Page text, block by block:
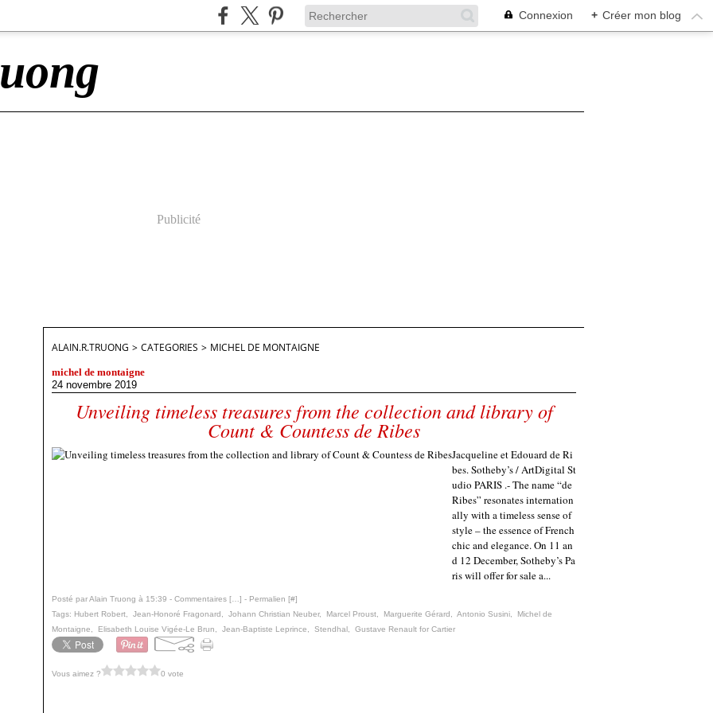
Connexion + Créer mon blog
Publicité
ALAIN.R.TRUONG > CATEGORIES > MICHEL DE MONTAIGNE
michel de montaigne
24 novembre 2019
Unveiling timeless treasures from the collection and library of
Count & Countess de Ribes
Jacqueline et Edouard de Ri
bes. Sotheby’s / ArtDigital St
udio PARIS .- The name “de
Ribes” resonates internation
ally with a timeless sense of
style – the essence of French
chic and elegance. On 11 an
d 12 December, Sotheby’s Pa
ris will offer for sale a...
Posté par Alain Truong à 15:39 - Commentaires [ ] - Permalien [#]
Tags: Hubert Robert Jean-Honoré Fragonard Johann Christian Neuber, Marcel Proust Marguerite Gérard Antonio Susini
Michel de
Montaigne
Elisabeth Louise Vigée-Le Brun Jean-Baptiste Leprince Stendhal Gustave Renault for Cartier
Vous aimez ? 0 vote